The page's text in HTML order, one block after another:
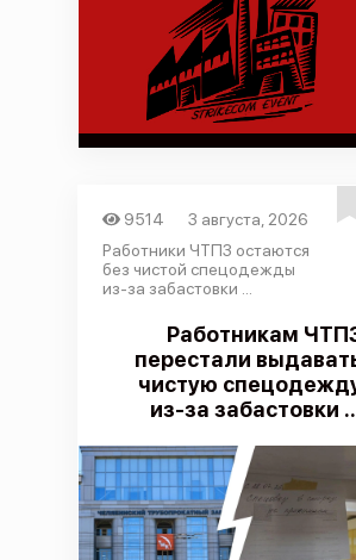
9514
3 августа, 2026
Работники ЧТПЗ остаются
без чистой спецодежды
из-за забастовки ...
Работникам
перестали
чистую
из-за забастовки